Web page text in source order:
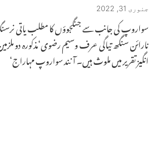
جنوری 31, 2022
سواروپ کی جانب سے جنگجوؤں کا مطلب یاتی
نارائن سنگھ تیاگی عرف وسیم رضوی‘مذکورہ دو
انگیز تقریر میں ملوث ہیں۔ آنند سواروپ مہاراج‘